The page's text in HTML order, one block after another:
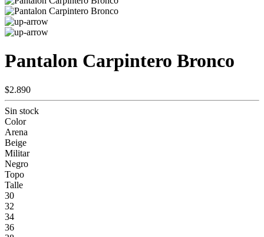
Pantalon Carpintero Bronco
$2.890
Sin stock
Color
Arena
Beige
Militar
Negro
Topo
Talle
30
32
34
36